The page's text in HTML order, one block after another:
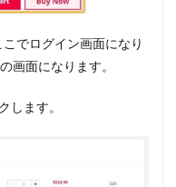
でログイン画面になり
画面になります。
します。